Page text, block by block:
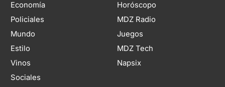
Economía
Policiales
Mundo
Estilo
Vinos
Sociales
Horóscopo
MDZ Radio
Juegos
MDZ Tech
Napsix